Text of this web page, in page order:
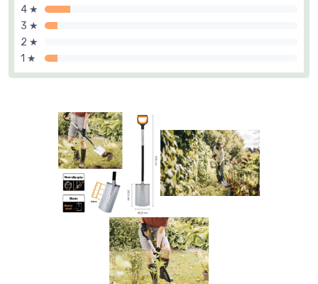
4 ★
3 ★
2 ★
1 ★